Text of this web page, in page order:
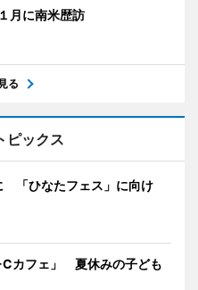
月に南米歴訪
る
ピックス
「ひなたフェス」に向け
Cカフェ」 夏休みの子ども